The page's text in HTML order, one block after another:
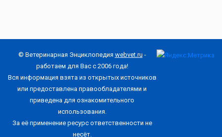
© Ветеринарная Энциклопедия webvet.ru -
работаем для Вас с 2006 года!
Вся информация взята из открытых источников
или предоставлена правообладателями и
приведена для ознакомительного
использования.
За её применение ресурс ответственности не
несёт.